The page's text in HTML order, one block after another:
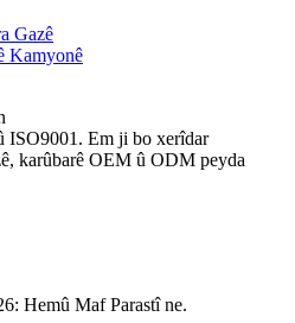
Gazê
Kamyonê
ISO9001. Em ji bo xerîdar
karûbarê OEM û ODM peyda
Hemû Maf Parastî ne.